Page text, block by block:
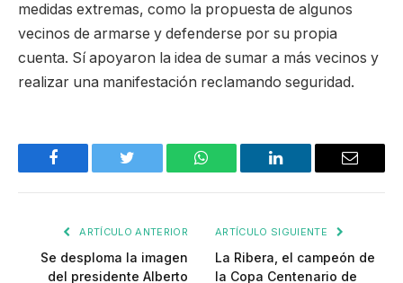
medidas extremas, como la propuesta de algunos
vecinos de armarse y defenderse por su propia
cuenta. Sí apoyaron la idea de sumar a más vecinos y
realizar una manifestación reclamando seguridad.
Facebook Twitter WhatsApp LinkedIn Email
ARTÍCULO ANTERIOR
Se desploma la imagen
del presidente Alberto
ARTÍCULO SIGUIENTE
La Ribera, el campeón de
la Copa Centenario de